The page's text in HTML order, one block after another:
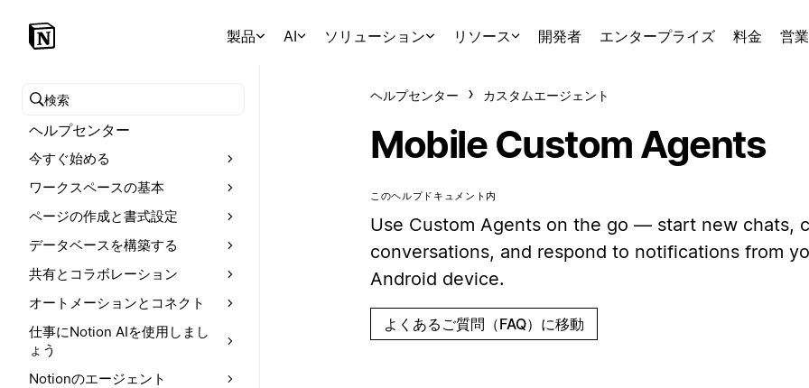
製品 AI ソリューション リソース 開発者 エンタープライズ 料金 営
ヘルプセンターを検索
ヘルプセンター
今すぐ始める
ワークスペースの基本
ページの作成と書式設定
データベースを構築する
共有とコラボレーション
オートメーションとコネクト
仕事にNotion AIを使用しまし
ょう
Notionのエージェント
ヘルプセンター カスタムエージェント
Mobile Custom Agents
このヘルプドキュメント内
Use Custom Agents on the go — start new chats,
conversations, and respond to notifications from
Android device.
よくあるご質問（FAQ）に移動